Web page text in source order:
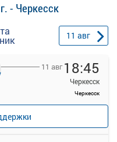
- Черкесск
11 авг
11 авг 18:45
Черкесск
Черкесск